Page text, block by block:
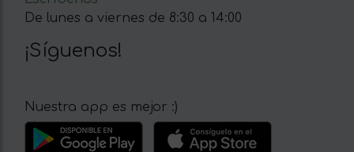
De lunes a viernes de 8:30 a 14:00
¡Síguenos!
Nuestra app es mejor :)